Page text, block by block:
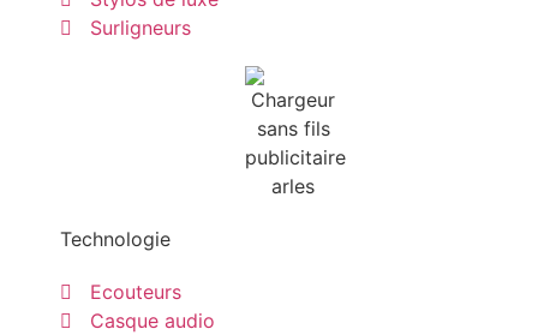
Surligneurs
Technologie
Ecouteurs
Casque audio